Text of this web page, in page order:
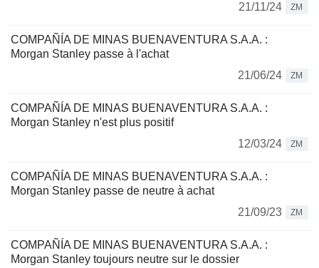
21/11/24
ZM
COMPAÑÍA DE MINAS BUENAVENTURA S.A.A. :
Morgan Stanley passe à l'achat
21/06/24
ZM
COMPAÑÍA DE MINAS BUENAVENTURA S.A.A. :
Morgan Stanley n'est plus positif
12/03/24
ZM
COMPAÑÍA DE MINAS BUENAVENTURA S.A.A. :
Morgan Stanley passe de neutre à achat
21/09/23
ZM
COMPAÑÍA DE MINAS BUENAVENTURA S.A.A. :
Morgan Stanley toujours neutre sur le dossier